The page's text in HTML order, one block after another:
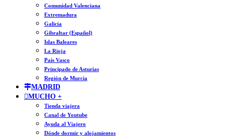
Comunidad Valenciana
Extremadura
Galicia
Gibraltar (Español)
Islas Baleares
La Rioja
País Vasco
Principado de Asturias
Región de Murcia
MADRID
MUCHO +
Tienda viajera
Canal de Youtube
Ayuda al Viajero
Dónde dormir y alojamientos